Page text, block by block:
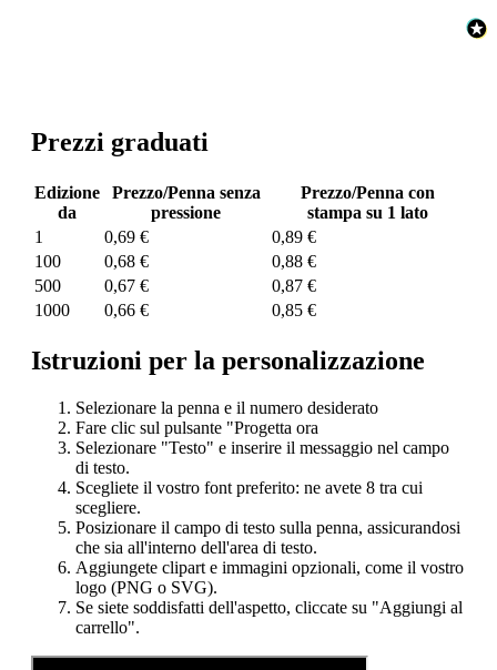
Prezzi graduati
Edizione
da
Prezzo/Penna senza
pressione
Prezzo/Penna con
stampa su 1 lato
1
0,69 €
0,89 €
100
0,68 €
0,88 €
500
0,67 €
0,87 €
1000
0,66 € 0,85 €
Istruzioni per la personalizzazione
Selezionare la penna e il numero desiderato
Fare clic sul pulsante "Progetta ora
Selezionare "Testo" e inserire il messaggio nel campo
di testo.
Scegliete il vostro font preferito: ne avete 8 tra cui
scegliere.
Posizionare il campo di testo sulla penna, assicurandosi
che sia all'interno dell'area di testo.
Aggiungete clipart e immagini opzionali, come il vostro
logo (PNG o SVG).
Se siete soddisfatti dell'aspetto, cliccate su "Aggiungi al
carrello".